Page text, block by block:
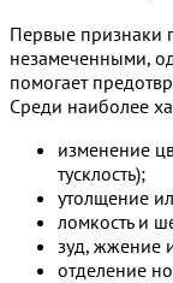
Первые признаки
незамеченными,
помогает
Среди наиболее
изменение
тусклость);
утолщение
ломкость и
зуд, жжение
отделение